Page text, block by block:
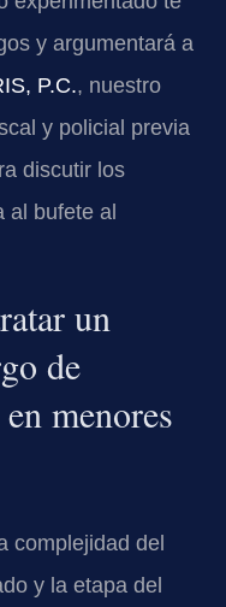
y argumentará a
P.C., nuestro
y policial previa
discutir los
al bufete al
un
de
menores
complejidad del
y la etapa del